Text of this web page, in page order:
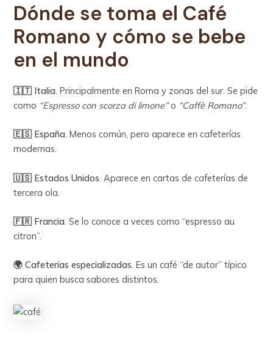
Dónde se toma el Café
Romano y cómo se bebe
en el mundo
🇮🇹 Italia. Principalmente en Roma y zonas del sur. Se pide
como “Espresso con scorza di limone”o “Caffè Romano”.
🇪🇸 España. Menos común, pero aparece en cafeterías
modernas.
🇺🇸 Estados Unidos . Aparece en cartas de cafeterías de
tercera ola.
🇫🇷 Francia. Se lo conoce a veces como “espresso au
citron”.
🌍 Cafeterías especializadas. Es un café “de autor” típico
para quien busca sabores distintos.